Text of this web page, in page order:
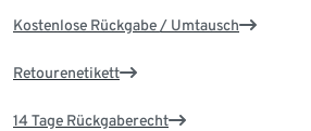
Kostenlose Rückgabe / Umtausch
Retourenetikett
14 Tage Rückgaberecht